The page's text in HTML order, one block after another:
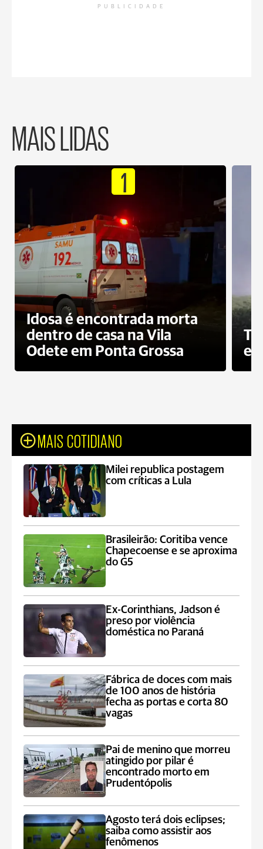
PUBLICIDADE
MAIS LIDAS
1
Idosa é encontrada morta
dentro de casa na Vila
Odete em Ponta Grossa
e
MAIS COTIDIANO
Milei republica postagem
com críticas a Lula
Brasileirão: Coritiba vence
Chapecoense e se aproxima
do G5
Ex-Corinthians, Jadson é
preso por violência
doméstica no Paraná
Fábrica de doces com mais
de 100 anos de história
fecha as portas e corta 80
vagas
Pai de menino que morreu
atingido por pilar é
encontrado morto em
Prudentópolis
Agosto terá dois eclipses;
saiba como assistir aos
fenômenos